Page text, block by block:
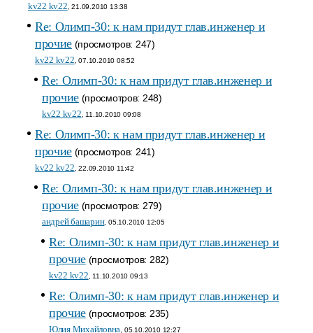
kv22 kv22 , 21.09.2010 13:38
Re: Олимп-30: к нам придут глав.инженер и
прочие(просмотров: 247)
kv22 kv22 , 07.10.2010 08:52
Re: Олимп-30: к нам придут глав.инженер и
прочие(просмотров: 248)
kv22 kv22 , 11.10.2010 09:08
Re: Олимп-30: к нам придут глав.инженер и
прочие(просмотров: 241)
kv22 kv22 , 22.09.2010 11:42
Re: Олимп-30: к нам придут глав.инженер и
прочие(просмотров: 279)
андрей башарин, 05.10.2010 12:05
Re: Олимп-30: к нам придут глав.инженер и
прочие(просмотров: 282)
kv22 kv22 , 11.10.2010 09:13
Re: Олимп-30: к нам придут глав.инженер и
прочие(просмотров: 235)
Юлия Михайловна , 05.10.2010 12:27